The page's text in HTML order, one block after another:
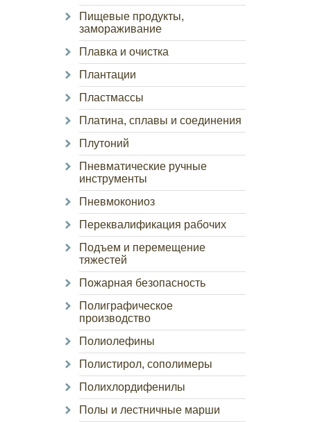
Пищевые продукты,
замораживание
Плавка и очистка
Плантации
Пластмассы
Платина, сплавы и соединения
Плутоний
Пневматические ручные
инструменты
Пневмокониоз
Переквалификация рабочих
Подъем и перемещение
тяжестей
Пожарная безопасность
Полиграфическое
производство
Полиолефины
Полистирол, сополимеры
Полихлордифенилы
Полы и лестничные марши